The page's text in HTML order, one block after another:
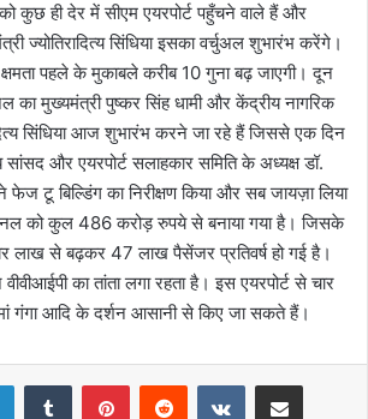
कुछ ही देर में सीएम एयरपोर्ट पहुँचने वाले हैं और
ज्योतिरादित्य सिंधिया इसका वर्चुअल शुभारंभ करेंगे।
क्षमता पहले के मुकाबले करीब 10 गुना बढ़ जाएगी। दून
का मुख्यमंत्री पुष्कर सिंह धामी और केंद्रीय नागरिक
सिंधिया आज शुभारंभ करने जा रहे हैं जिससे एक दिन
सांसद और एयरपोर्ट सलाहकार समिति के अध्यक्ष डॉ.
टू बिल्डिंग का निरीक्षण किया और सब जायज़ा लिया
को कुल 486 करोड़ रुपये से बनाया गया है। जिसके
लाख से बढ़कर 47 लाख पैसेंजर प्रतिवर्ष हो गई है।
का तांता लगा रहता है। इस एयरपोर्ट से चार
गंगा आदि के दर्शन आसानी से किए जा सकते हैं।
LinkedInTumblr PinterestReddit VKontakteShare via Email